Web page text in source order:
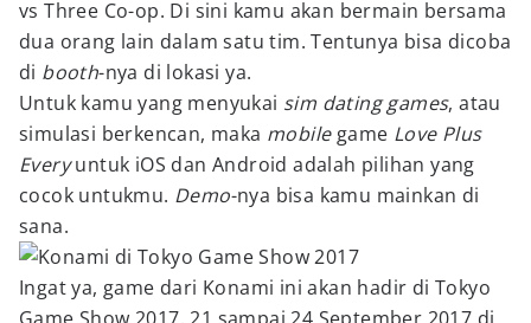
vs Three Co-op. Di sini kamu akan bermain bersama
dua orang lain dalam satu tim. Tentunya bisa dicoba
di booth-nya di lokasi ya.
Untuk kamu yang menyukai sim dating games, atau
simulasi berkencan, maka mobile game Love Plus
Everyuntuk iOS dan Android adalah pilihan yang
cocok untukmu. Demo-nya bisa kamu mainkan di
sana.
Ingat ya, game dari Konami ini akan hadir di Tokyo